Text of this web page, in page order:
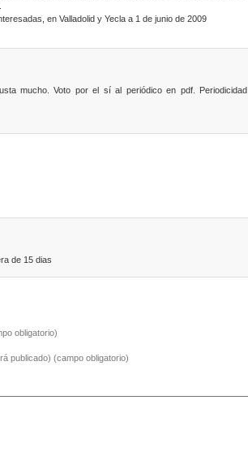
en Valladolid y Yecla a 1 de junio de 2009
mucho. Voto por el sí al periódico en pdf. Periodicidad
de 15 dias
obligatorio)
publicado) (campo obligatorio)